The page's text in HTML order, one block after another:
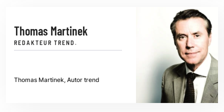
Thomas Martinek
REDAKTEUR TREND.
Thomas Martinek, Autor trend